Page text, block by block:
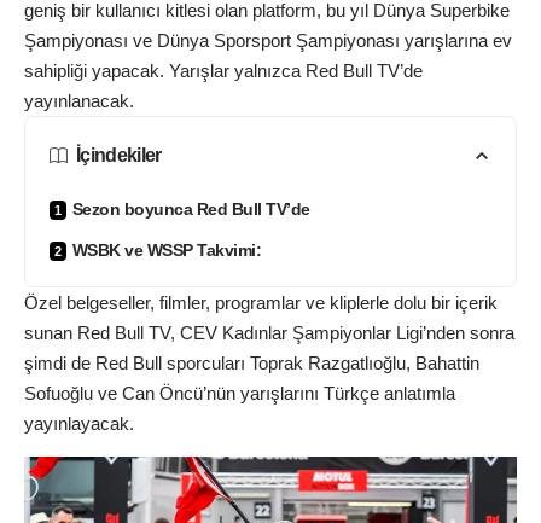
geniş bir kullanıcı kitlesi olan platform, bu yıl Dünya Superbike
Şampiyonası ve Dünya Sporsport Şampiyonası yarışlarına ev
sahipliği yapacak. Yarışlar yalnızca Red Bull TV’de
yayınlanacak.
İçindekiler
Sezon boyunca Red Bull TV’de
WSBK ve WSSP Takvimi:
Özel belgeseller, filmler, programlar ve kliplerle dolu bir içerik
sunan Red Bull TV, CEV Kadınlar Şampiyonlar Ligi’nden sonra
şimdi de Red Bull sporcuları Toprak Razgatlıoğlu, Bahattin
Sofuoğlu ve Can Öncü’nün yarışlarını Türkçe anlatımla
yayınlayacak.